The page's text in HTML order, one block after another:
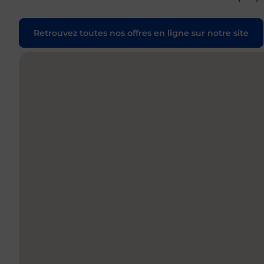
Retrouvez toutes nos offres en ligne sur notre site